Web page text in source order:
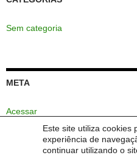
Este site utiliza cookies
experiência de
continuar utilizando o
Sem categoria
META
Acessar
Feed de posts
Feed de comentários